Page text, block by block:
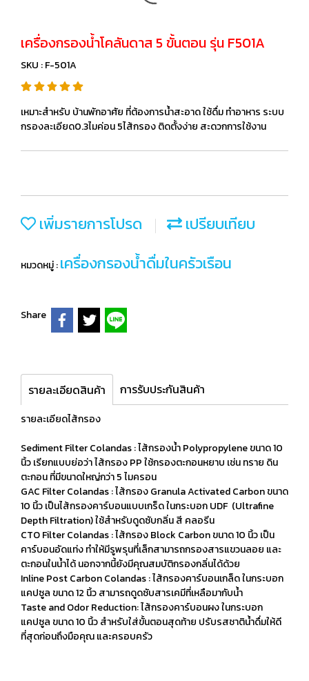
เครื่องกรองน้ำโคลันดาส 5 ขั้นตอน รุ่น F501A
SKU : F-501A
เหมาะสำหรับ บ้านพักอาศัย ที่ต้องการน้ำสะอาด ใช้ดื่ม ทำอาหาร ระบบ
กรองละเอียด0.3ไมค่อน 5ไส้กรอง ติดตั้งง่าย สะดวกการใช้งาน
เพิ่มรายการโปรด เปรียบเทียบ
หมวดหมู่ :เครื่องกรองน้ำดื่มในครัวเรือน
Share
รายละเอียดสินค้า การรับประกันสินค้า
รายละเอียดไส้กรอง
Sediment Filter Colandas : ไส้กรองน้ำ Polypropylene ขนาด 10
นิ้ว เรียกแบบย่อว่า ไส้กรอง PP ใช้กรองตะกอนหยาบ เช่น ทราย ดิน
ตะกอน ที่มีขนาดใหญ่กว่า 5 ไมครอน
GAC Filter Colandas : ไส้กรอง Granula Activated Carbon ขนาด
10 นิ้ว เป็นไส้กรองคาร์บอนแบบเกร็ด ในกระบอก UDF (Ultrafine
Depth Filtration) ใช้สำหรับดูดซับกลิ่น สี คลอรีน
CTO Filter Colandas : ไส้กรอง Block Carbon ขนาด 10 นิ้ว เป็น
คาร์บอนอัดแท่ง ทำให้มีรูพรุนที่เล็กสามารถกรองสารแขวนลอย และ
ตะกอนในน้ำได้ นอกจากนี้ยังมีคุณสมบัติกรองกลิ่นได้ด้วย
Inline Post Carbon Colandas : ไส้กรองคาร์บอนเกล็ด ในกระบอก
แคปซูล ขนาด 12 นิ้ว สามารถดูดซับสารเคมีที่เหลือมากับน้ำ
Taste and Odor Reduction: ไส้กรองคาร์บอนผง ในกระบอก
แคปซูล ขนาด 10 นิ้ว สำหรับใส่ขั้นตอนสุดท้าย ปรับรสชาติน้ำดื่มให้ดี
ที่สุดก่อนถึงมือคุณ และครอบครัว